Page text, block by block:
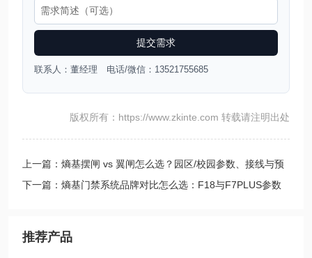
提交需求
联系人：董经理 电话/微信：13521755685
版权所有：https://www.zkinte.com 转载请注明出处
上一篇：熵基摆闸 vs 翼闸怎么选？园区/校园参数、接线与预
算判断
下一篇：熵基门禁系统品牌对比怎么选：F18与F7PLUS参数
推荐产品